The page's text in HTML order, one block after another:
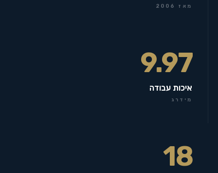
מאז 2006
9.97
איכות עבודה
מידרג
18